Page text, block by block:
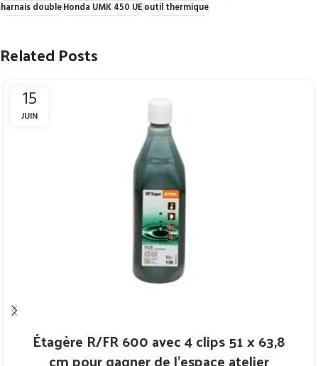
harnais doubleHonda UMK 450 UEoutil thermique
Related Posts
15
JUIN
Étagère R/FR 600 avec 4 clips 51 x 63,8
cm pour gagner de l’espace atelier